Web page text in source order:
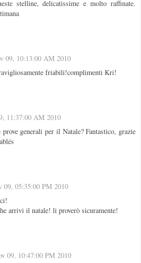
stelline, delicatissime e molto raffinate.
09, 10:13:00 AM 2010
friabili!complimenti Kri!
11:37:00 AM 2010
generali per il Natale? Fantastico, grazie
09, 05:35:00 PM 2010
arrivi il natale! li proverò sicuramente!
09, 10:47:00 PM 2010